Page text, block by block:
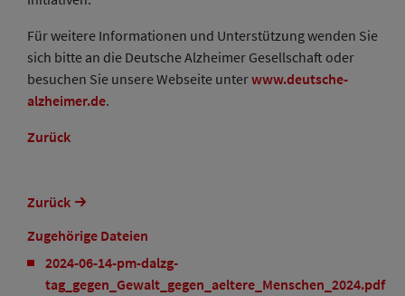
Für weitere Informationen und Unterstützung wenden Sie
sich bitte an die Deutsche Alzheimer Gesellschaft oder
besuchen Sie unsere Webseite unterwww.deutsche-
alzheimer.de.
Zurück
Zurück
Zugehörige Dateien
2024-06-14-pm-dalzg-
tag_gegen_Gewalt_gegen_aeltere_Menschen_2024.pdf